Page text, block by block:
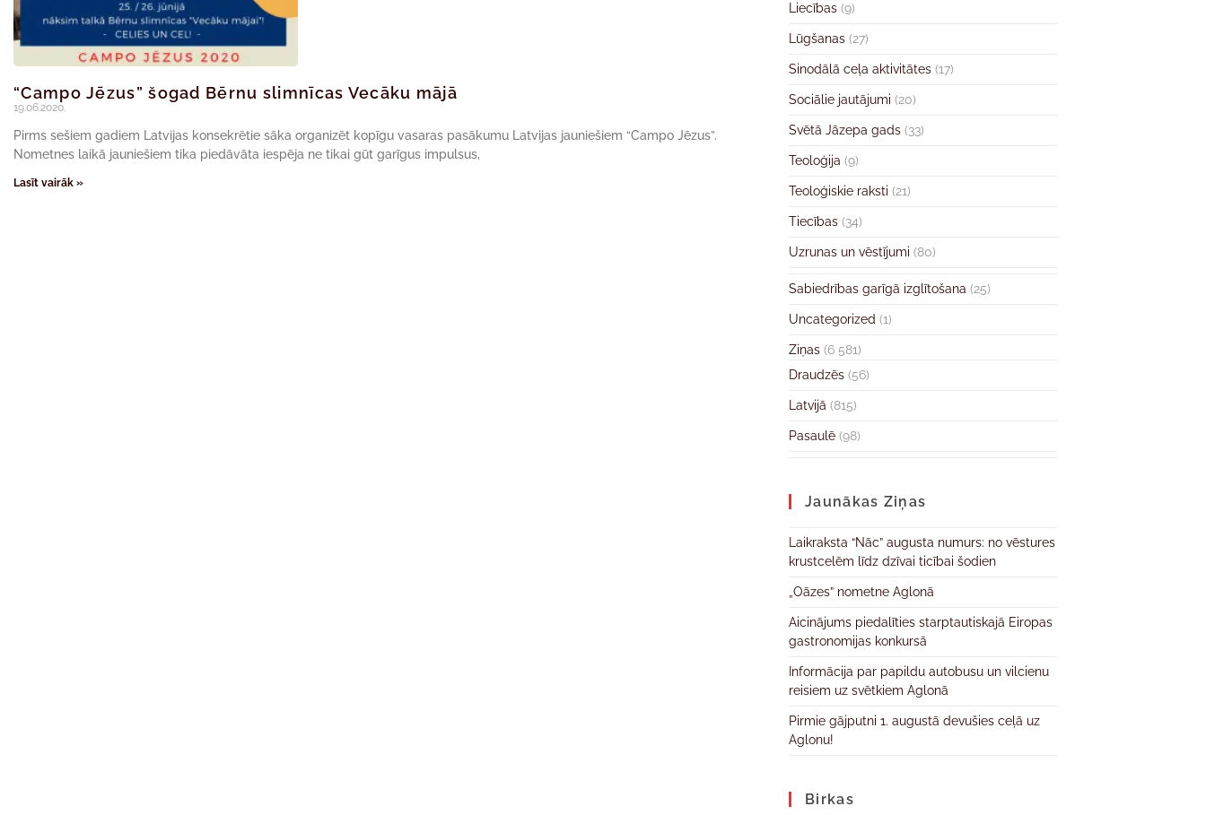
“Campo Jēzus” šogad Bērnu slimnīcas Vecāku mājā
19.06.2020.
Pirms sešiem gadiem Latvijas konsekrētie sāka organizēt kopīgu vasaras pasākumu Latvijas jauniešiem “Campo Jēzus”.
Nometnes laikā jauniešiem tika piedāvāta iespēja ne tikai gūt garīgus impulsus,
Lasīt vairāk »
Liecības (9)
Lūgšanas (27)
Sinodālā ceļa aktivitātes (17)
Sociālie jautājumi (20)
Svētā Jāzepa gads (33)
Teoloģija (9)
Teoloģiskie raksti (21)
Tiecības (34)
Uzrunas un vēstījumi (80)
Sabiedrības garīgā izglītošana (25)
Uncategorized (1)
Ziņas (6 581)
Draudzēs (56)
Latvijā (815)
Pasaulē (98)
Jaunākas Ziņas
Laikraksta “Nāc” augusta numurs: no vēstures
krustcelēm līdz dzīvai ticībai šodien
„Oāzes” nometne Aglonā
Aicinājums piedalīties starptautiskajā Eiropas
gastronomijas konkursā
Informācija par papildu autobusu un vilcienu
reisiem uz svētkiem Aglonā
Pirmie gājputni 1. augustā devušies ceļā uz
Aglonu!
Birkas